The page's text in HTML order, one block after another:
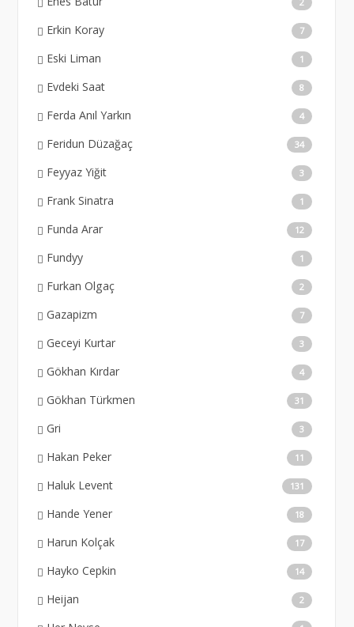
Erkin Koray 7
Eski Liman 1
Evdeki Saat 8
Ferda Anıl Yarkın 4
Feridun Düzağaç 34
Feyyaz Yiğit 3
Frank Sinatra 1
Funda Arar 12
Fundyy 1
Furkan Olgaç 2
Gazapizm 7
Geceyi Kurtar 3
Gökhan Kırdar 4
Gökhan Türkmen 31
Gri 3
Hakan Peker 11
Haluk Levent 131
Hande Yener 18
Harun Kolçak 17
Hayko Cepkin 14
Heijan 2